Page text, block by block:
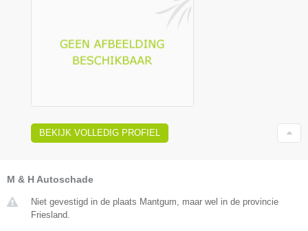
BEKIJK VOLLEDIG PROFIEL
M & H Autoschade
Niet gevestigd in de plaats Mantgum, maar wel in de provincie
Friesland.